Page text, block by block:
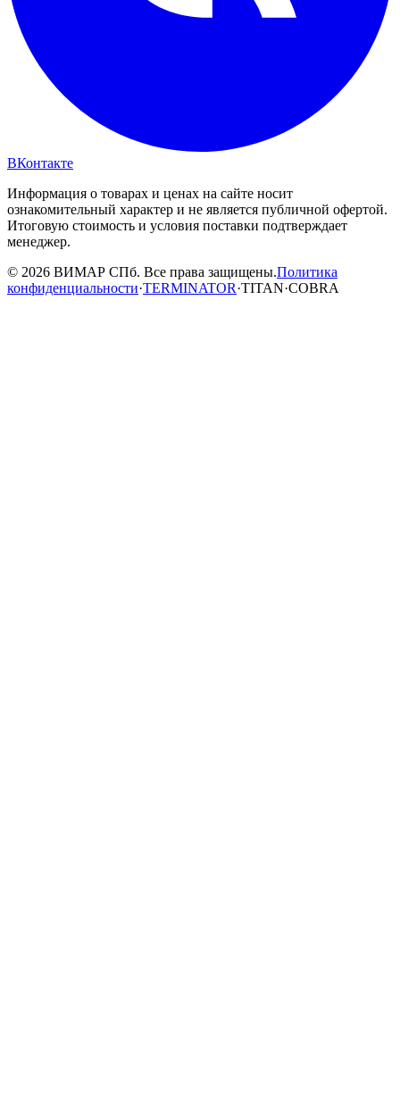
ВКонтакте
Информация о товарах и ценах на сайте носит
ознакомительный характер и не является публичной офертой.
Итоговую стоимость и условия поставки подтверждает
менеджер.
© 2026 ВИМАР СПб. Все права защищены.Политика
конфиденциальности·TERMINATOR·TITAN·COBRA